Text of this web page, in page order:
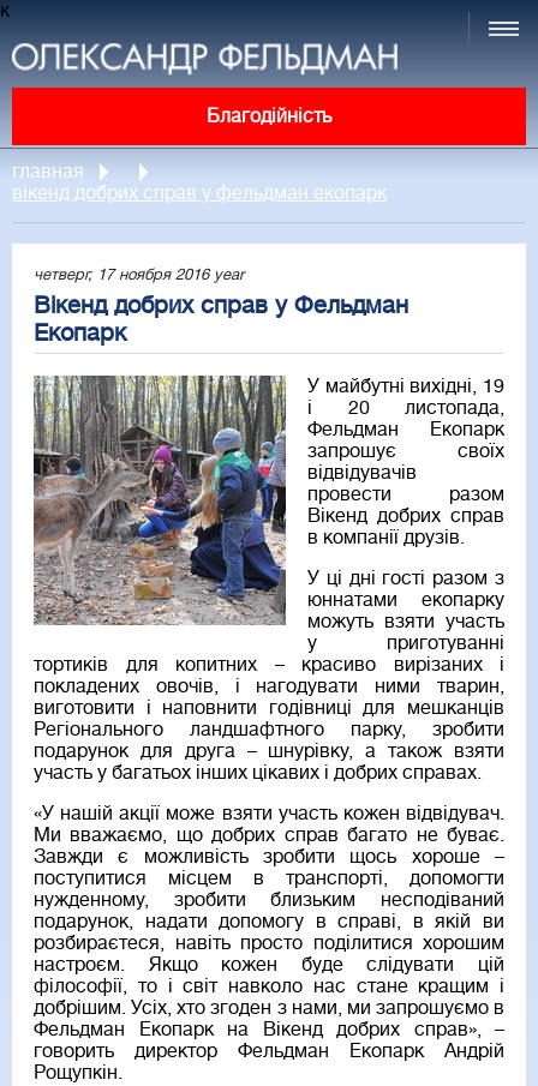
к
Благодійність
главная
вікенд добрих справ у фельдман екопарк
четверг, 17 ноября 2016 year
Вікенд добрих справ у Фельдман
Екопарк
У майбутні вихідні, 19
і 20 листопада,
Фельдман Екопарк
запрошує своїх
відвідувачів
провести разом
Вікенд добрих справ
в компанії друзів.
У ці дні гості разом з
юннатами екопарку
можуть взяти участь
у приготуванні
тортиків для копитних – красиво вирізаних і
покладених овочів, і нагодувати ними тварин,
виготовити і наповнити годівниці для мешканців
Регіонального ландшафтного парку, зробити
подарунок для друга – шнурівку, а також взяти
участь у багатьох інших цікавих і добрих справах.
«У нашій акції може взяти участь кожен відвідувач.
Ми вважаємо, що добрих справ багато не буває.
Завжди є можливість зробити щось хороше –
поступитися місцем в транспорті, допомогти
нужденному, зробити близьким несподіваний
подарунок, надати допомогу в справі, в якій ви
розбираєтеся, навіть просто поділитися хорошим
настроєм. Якщо кожен буде слідувати цій
філософії, то і світ навколо нас стане кращим і
добрішим. Усіх, хто згоден з нами, ми запрошуємо в
Фельдман Екопарк на Вікенд добрих справ», –
говорить директор Фельдман Екопарк Андрій
Рощупкін.